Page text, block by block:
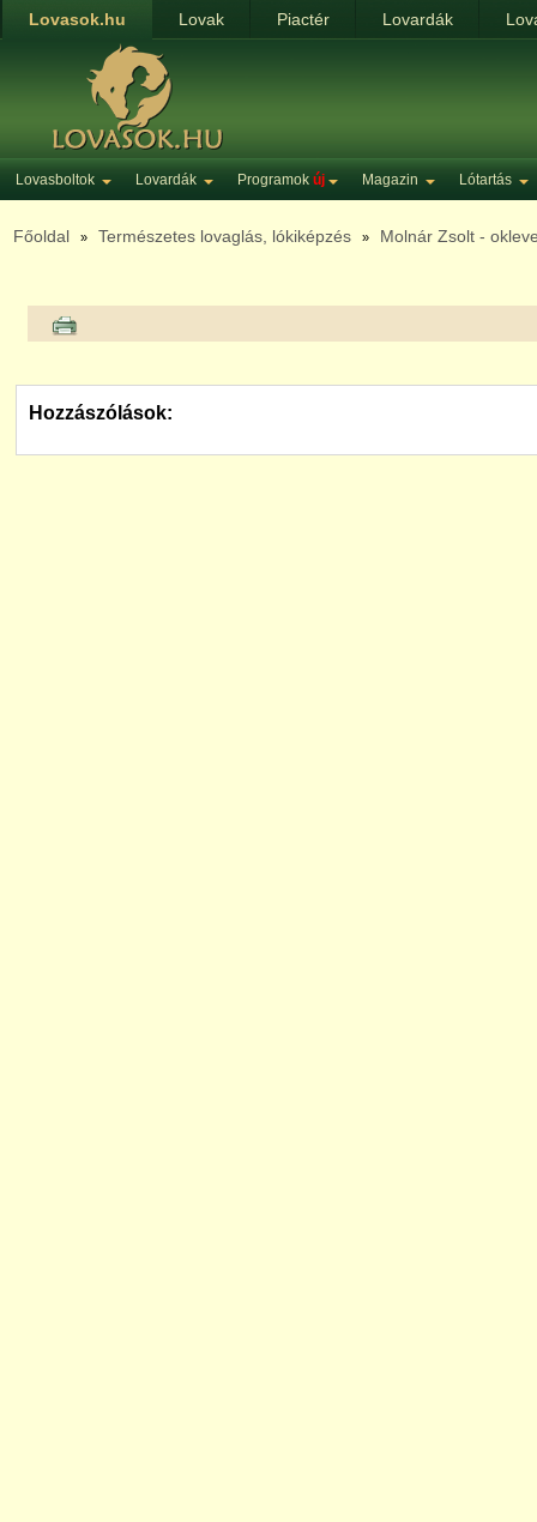
Lovasok.hu Lovak Piactér Lovardák
Lovasboltok Lovardák Programok új Magazin Lótartás
Főoldal » Természetes lovaglás, lókiképzés » Molnár Zsolt -
Hozzászólások: